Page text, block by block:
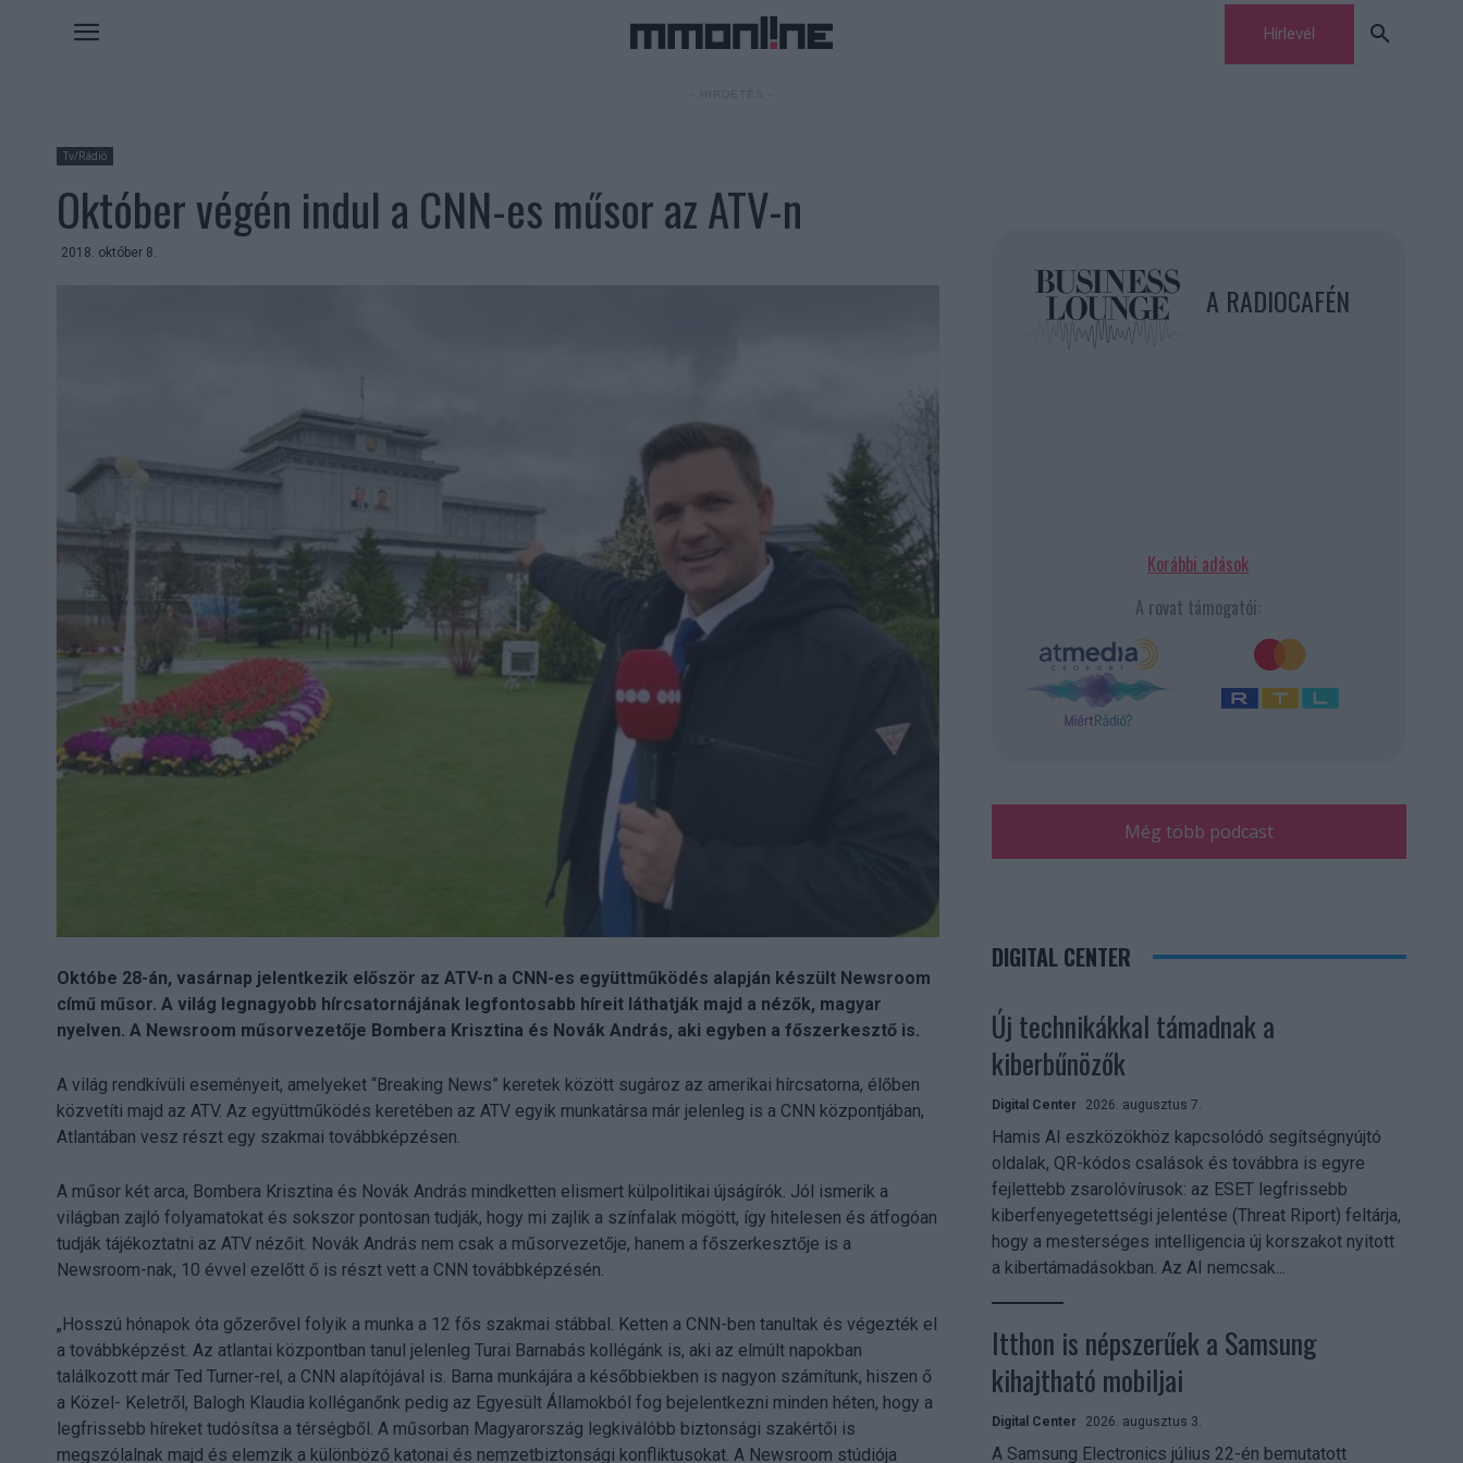
Hírlevél
Tv/Rádió
Október végén indul a CNN-es műsor az ATV-n
2018. október 8.
Októbe 28-án, vasárnap jelentkezik először az ATV-n a CNN-es együttműködés alapján készült Newsroom
című műsor. A világ legnagyobb hírcsatornájának legfontosabb híreit láthatják majd a nézők, magyar
nyelven. A Newsroom műsorvezetője Bombera Krisztina és Novák András, aki egyben a főszerkesztő is.
A világ rendkívüli eseményeit, amelyeket “Breaking News” keretek között sugároz az amerikai hírcsatorna, élőben
közvetíti majd az ATV. Az együttműködés keretében az ATV egyik munkatársa már jelenleg is a CNN központjában,
Atlantában vesz részt egy szakmai továbbképzésen.
A műsor két arca, Bombera Krisztina és Novák András mindketten elismert külpolitikai újságírók. Jól ismerik a
világban zajló folyamatokat és sokszor pontosan tudják, hogy mi zajlik a színfalak mögött, így hitelesen és átfogóan
tudják tájékoztatni az ATV nézőit. Novák András nem csak a műsorvezetője, hanem a főszerkesztője is a
Newsroom-nak, 10 évvel ezelőtt ő is részt vett a CNN továbbképzésén.
„Hosszú hónapok óta gőzerővel folyik a munka a 12 fős szakmai stábbal. Ketten a CNN-ben tanultak és végezték el
a továbbképzést. Az atlantai központban tanul jelenleg Turai Barnabás kollégánk is, aki az elmúlt napokban
találkozott már Ted Turner-rel, a CNN alapítójával is. Barna munkájára a későbbiekben is nagyon számítunk, hiszen ő
a Közel- Keletről, Balogh Klaudia kolléganőnk pedig az Egyesült Államokból fog bejelentkezni minden héten, hogy a
legfrissebb híreket tudósítsa a térségből. A műsorban Magyarország legkiválóbb biztonsági szakértői is
megszólalnak majd és elemzik a különböző katonai és nemzetbiztonsági konfliktusokat. A Newsroom stúdiója
A RADIOCAFÉN
Korábbi adások
A rovat támogatói:
Még több podcast
DIGITAL CENTER
Új technikákkal támadnak a
kiberbűnözők
Digital Center 2026. augusztus 7.
Hamis AI eszközökhöz kapcsolódó segítségnyújtó
oldalak, QR-kódos csalások és továbbra is egyre
fejlettebb zsarolóvírusok: az ESET legfrissebb
kiberfenyegetettségi jelentése (Threat Riport) feltárja,
hogy a mesterséges intelligencia új korszakot nyitott
a kibertámadásokban. Az AI nemcsak...
Itthon is népszerűek a Samsung
kihajtható mobiljai
Digital Center 2026. augusztus 3.
A Samsung Electronics július 22-én bemutatott